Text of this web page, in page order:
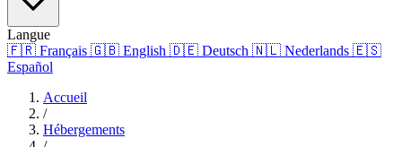
Langue
🇫🇷 Français 🇬🇧 English 🇩🇪 Deutsch 🇳🇱 Nederlands 🇪🇸
Español
Accueil
/
Hébergements